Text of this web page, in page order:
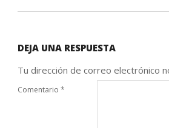
DEJA UNA RESPUESTA
Tu dirección de correo electrónico
Comentario *